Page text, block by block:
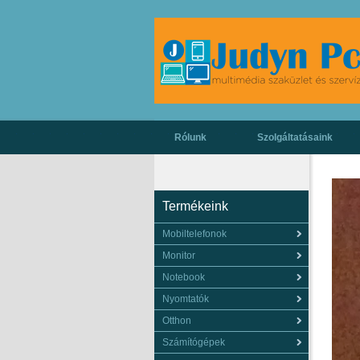
Rólunk Szolgáltatásaink
Termékeink
Mobiltelefonok
Monitor
Notebook
Nyomtatók
Otthon
Számítógépek